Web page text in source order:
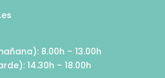
8.00h – 13.00h
14.30h – 18.00h